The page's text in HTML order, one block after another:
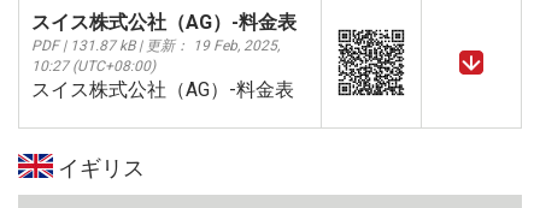
スイス株式公社（AG）-料金表
PDF | 131.87 kB | 更新： 19 Feb, 2025,
10:27 (UTC+08:00)
スイス株式公社（AG）-料金表
イギリス